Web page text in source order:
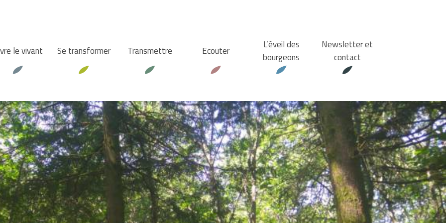
le vivant Se transformer Transmettre Ecouter
L’éveil des
bourgeons
Newsletter et
contact